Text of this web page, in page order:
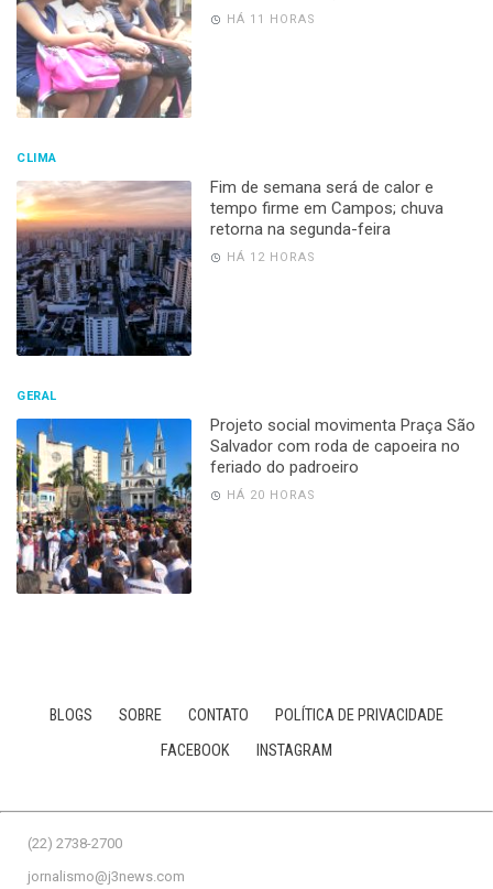
HÁ 11 HORAS
CLIMA
Fim de semana será de calor e
tempo firme em Campos; chuva
retorna na segunda-feira
HÁ 12 HORAS
GERAL
Projeto social movimenta Praça São
Salvador com roda de capoeira no
feriado do padroeiro
HÁ 20 HORAS
BLOGS SOBRE CONTATO
POLÍTICA DE PRIVACIDADE
FACEBOOK
INSTAGRAM
(22) 2738-2700
jornalismo@j3news.com